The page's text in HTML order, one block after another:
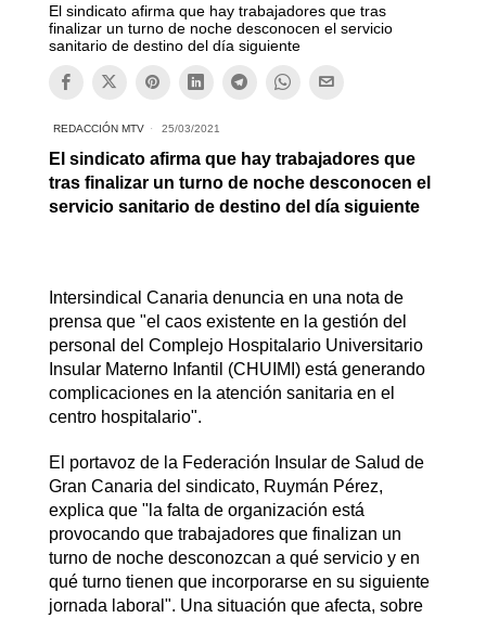
El sindicato afirma que hay trabajadores que tras
finalizar un turno de noche desconocen el servicio
sanitario de destino del día siguiente
REDACCIÓN MTV 25/03/2021
El sindicato afirma que hay trabajadores que
tras finalizar un turno de noche desconocen el
servicio sanitario de destino del día siguiente
Intersindical Canaria denuncia en una nota de
prensa que "el caos existente en la gestión del
personal del Complejo Hospitalario Universitario
Insular Materno Infantil (CHUIMI) está generando
complicaciones en la atención sanitaria en el
centro hospitalario".
El portavoz de la Federación Insular de Salud de
Gran Canaria del sindicato, Ruymán Pérez,
explica que "la falta de organización está
provocando que trabajadores que finalizan un
turno de noche desconozcan a qué servicio y en
qué turno tienen que incorporarse en su siguiente
jornada laboral". Una situación que afecta, sobre